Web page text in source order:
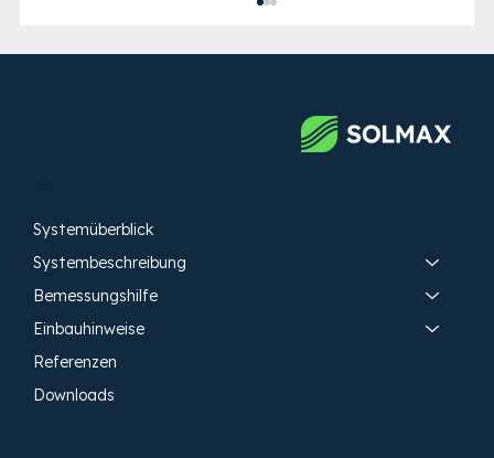
Systemüberblick
Systembeschreibung
Bemessungshilfe
Einbauhinweise
Referenzen
Downloads